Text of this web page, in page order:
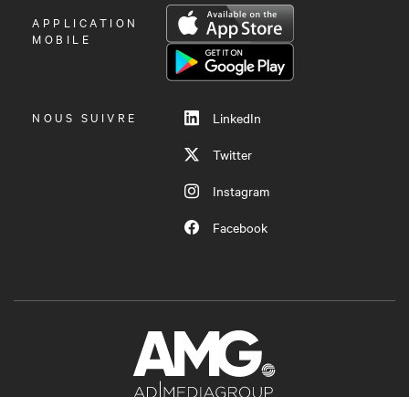
OUVRIR
LE
APPLICATION
MOBILE
NOUS SUIVRE
LinkedIn
Twitter
Instagram
Facebook